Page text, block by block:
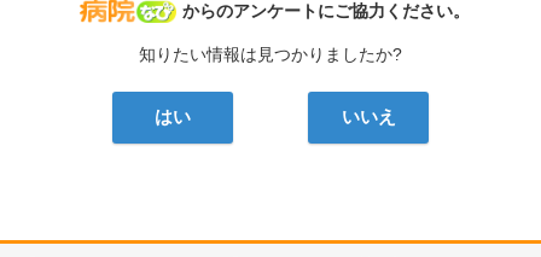
病院なび
からのアンケートにご協力ください。
知りたい情報は見つかりましたか?
はい いいえ